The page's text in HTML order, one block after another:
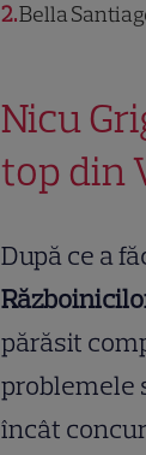
2Bella
Nicu
top din
După ce a
părăsit
problemele
încât